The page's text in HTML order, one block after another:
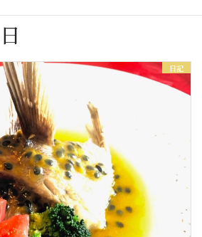
日記